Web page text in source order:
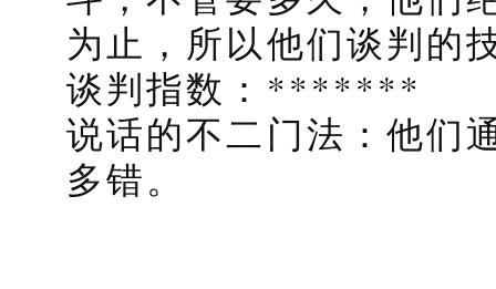
为止，所以他们谈判的
谈判指数：*******
说话的不二门法：他们
多错。